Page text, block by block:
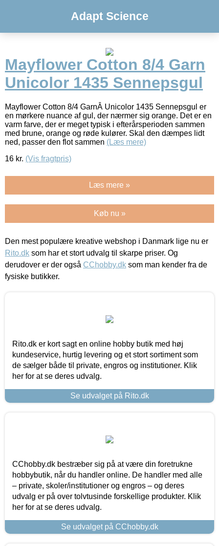
Adapt Science
Mayflower Cotton 8/4 Garn
Unicolor 1435 Sennepsgul
Mayflower Cotton 8/4 GarnÂ Unicolor 1435 Sennepsgul er
en mørkere nuance af gul, der nærmer sig orange. Det er en
varm farve, der er meget typisk i efterårsperioden sammen
med brune, orange og røde kulører. Skal den dæmpes lidt
ned, passer den flot sammen (Læs mere)
16 kr. (Vis fragtpris)
Læs mere »
Køb nu »
Den mest populære kreative webshop i Danmark lige nu er
Rito.dk som har et stort udvalg til skarpe priser. Og
derudover er der også CChobby.dk som man kender fra de
fysiske butikker.
Rito.dk er kort sagt en online hobby butik med høj
kundeservice, hurtig levering og et stort sortiment som
de sælger både til private, engros og institutioner. Klik
her for at se deres udvalg.
Se udvalget på Rito.dk
CChobby.dk bestræber sig på at være din foretrukne
hobbybutik, når du handler online. De handler med alle
– private, skoler/institutioner og engros – og deres
udvalg er på over tolvtusinde forskellige produkter. Klik
her for at se deres udvalg.
Se udvalget på CChobby.dk